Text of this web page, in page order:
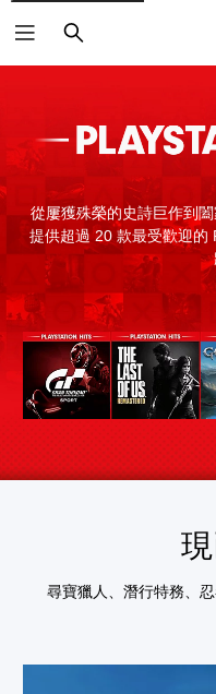
搜
尋
從屢獲殊榮的史詩巨作到
提供超過 20 款最受歡迎的
尋寶獵人、潛行特務、